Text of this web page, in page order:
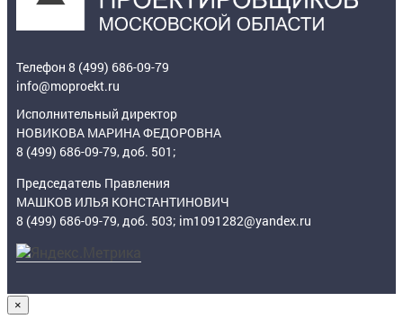
Телефон 8 (499) 686-09-79
info@moproekt.ru
Исполнительный директор
НОВИКОВА МАРИНА ФЕДОРОВНА
8 (499) 686-09-79, доб. 501;
Председатель Правления
МАШКОВ ИЛЬЯ КОНСТАНТИНОВИЧ
8 (499) 686-09-79, доб. 503; im1091282@yandex.ru
×